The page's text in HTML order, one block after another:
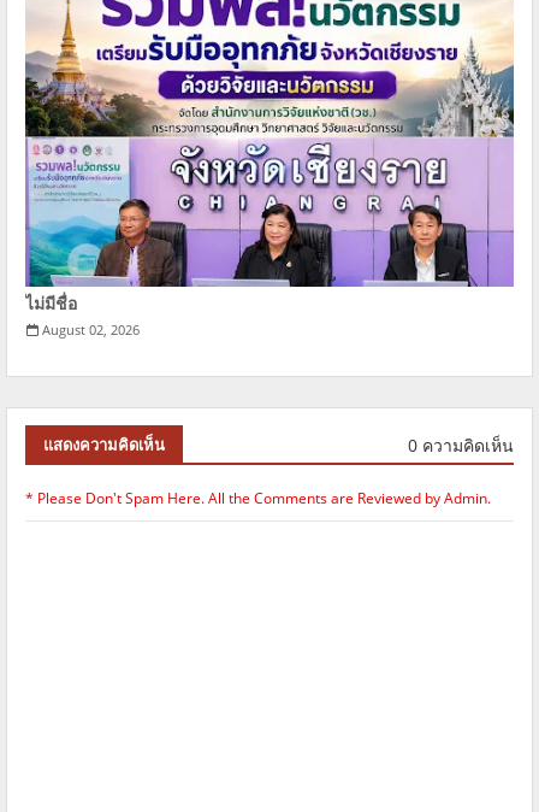
ไม่มีชื่อ
August 02, 2026
แสดงความคิดเห็น 0 ความคิดเห็น
* Please Don't Spam Here. All the Comments are Reviewed by Admin.